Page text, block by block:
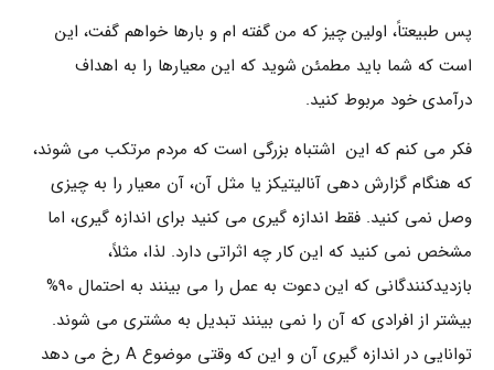
پس طبیعتاً، اولین چیز که من گفته ام و بارها خواهم گفت، این
است که شما باید مطمئن شوید که این معیارها را به اهداف
درآمدی خود مربوط کنید.
فکر می کنم که این اشتباه بزرگی است که مردم مرتکب می شوند،
که هنگام گزارش دهی آنالیتیکز یا مثل آن، آن معیار را به چیزی
وصل نمی کنید. فقط اندازه گیری می کنید برای اندازه گیری، اما
مشخص نمی کنید که این کار چه اثراتی دارد. لذا، مثلاً،
بازدیدکنندگانی که این دعوت به عمل را می بینند به احتمال 90%
بیشتر از افرادی که آن را نمی بینند تبدیل به مشتری می شوند.
توانایی در اندازه گیری آن و این که وقتی موضوع A رخ می دهد